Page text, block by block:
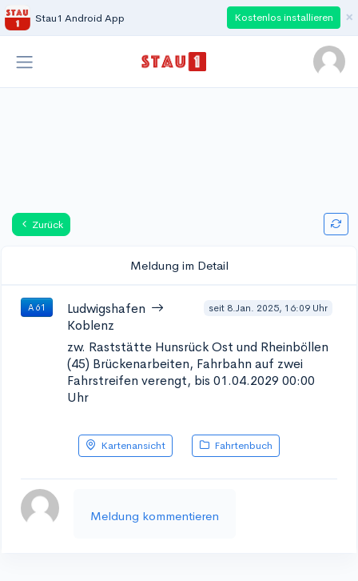
Stau1 Android App Kostenlos installieren ×
Zurück
Meldung im Detail
A 61
Ludwigshafen
Koblenz
seit 8.Jan. 2025, 16:09 Uhr
zw. Raststätte Hunsrück Ost und Rheinböllen
(45) Brückenarbeiten, Fahrbahn auf zwei
Fahrstreifen verengt, bis 01.04.2029 00:00
Uhr
Kartenansicht Fahrtenbuch
Meldung kommentieren